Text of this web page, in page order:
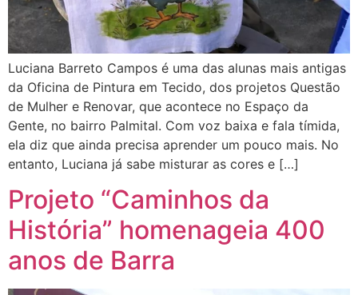
Luciana Barreto Campos é uma das alunas mais antigas
da Oficina de Pintura em Tecido, dos projetos Questão
de Mulher e Renovar, que acontece no Espaço da
Gente, no bairro Palmital. Com voz baixa e fala tímida,
ela diz que ainda precisa aprender um pouco mais. No
entanto, Luciana já sabe misturar as cores e […]
Projeto “Caminhos da
História” homenageia 400
anos de Barra